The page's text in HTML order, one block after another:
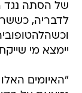
של הסתה נגד
לדבריה,
יימצא מי
"האיומים